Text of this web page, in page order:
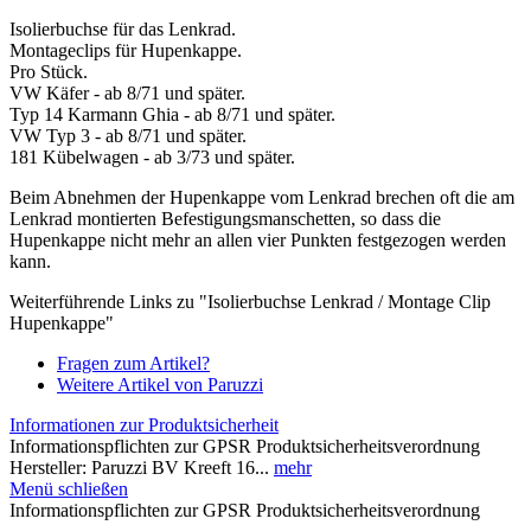
Isolierbuchse für das Lenkrad.
Montageclips für Hupenkappe.
Pro Stück.
VW Käfer - ab 8/71 und später.
Typ 14 Karmann Ghia - ab 8/71 und später.
VW Typ 3 - ab 8/71 und später.
181 Kübelwagen - ab 3/73 und später.
Beim Abnehmen der Hupenkappe vom Lenkrad brechen oft die am
Lenkrad montierten Befestigungsmanschetten, so dass die
Hupenkappe nicht mehr an allen vier Punkten festgezogen werden
kann.
Weiterführende Links zu "Isolierbuchse Lenkrad / Montage Clip
Hupenkappe"
Fragen zum Artikel?
Weitere Artikel von Paruzzi
Informationen zur Produktsicherheit
Informationspflichten zur GPSR Produktsicherheitsverordnung
Hersteller: Paruzzi BV Kreeft 16... mehr
Menü schließen
Informationspflichten zur GPSR Produktsicherheitsverordnung